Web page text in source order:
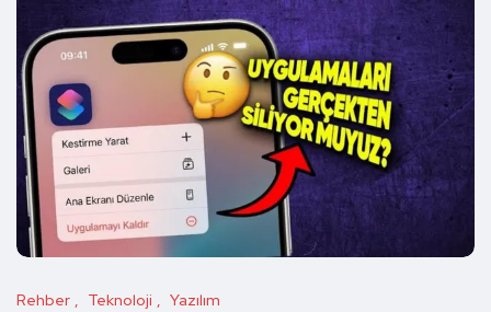
Rehber Teknoloji Yazılım